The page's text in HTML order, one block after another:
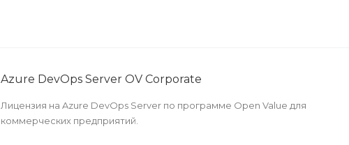
Azure DevOps Server OV Corporate
Лицензия на Azure DevOps Server по программе Open Value для
коммерческих предприятий.